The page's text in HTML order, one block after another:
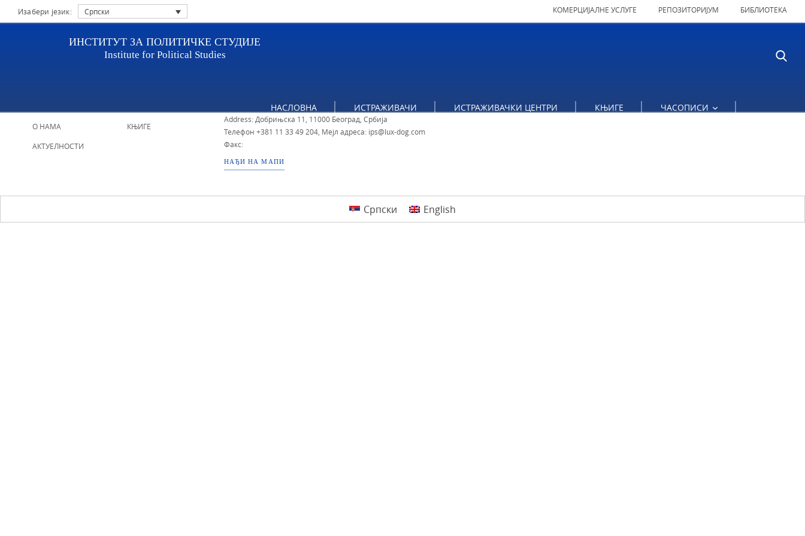
Изабери језик: Српски КОМЕРЦИЈАЛНЕ УСЛУГЕ РЕПОЗИТОРИЈУМ БИБЛИОТЕКА
ИНСТИТУТ ЗА ПОЛИТИЧКЕ СТУДИЈЕ
Institute for Political Studies
НАСЛОВНА ИСТРАЖИВАЧИ ИСТРАЖИВАЧКИ ЦЕНТРИ КЊИГЕ ЧАСОПИСИ
О НАМА
АКТУЕЛНОСТИ
КЊИГЕ
ИПС - Институт за политичке студије
Address: Добрињска 11, 11000 Београд, Србија
Телефон +381 11 33 49 204, Мејл адреса: ips@lux-dog.com
Факс:
НАЂИ НА МАПИ
Српски English